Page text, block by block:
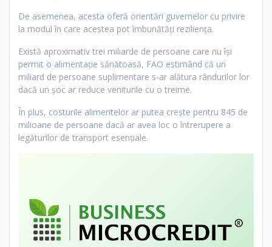
De asemenea, acesta oferă orientări guvernelor cu privire
la modul în care acestea pot îmbunătăți reziliența.
Există aproximativ trei miliarde de persoane care nu își
permit o alimentație sănătoasă, FAO estimând că un
miliard de persoane suplimentare s-ar alătura rândurilor lor
dacă un șoc ar reduce veniturile cu o treime.
În plus, costurile alimentelor ar putea crește pentru 845 de
milioane de persoane dacă ar avea loc o întrerupere a
legăturilor de transport esențiale.